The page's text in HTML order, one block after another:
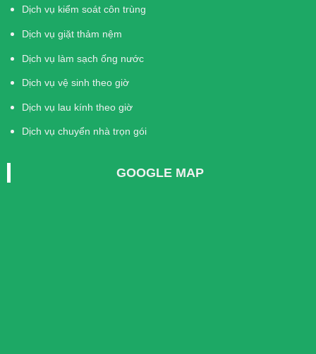
Dịch vụ kiểm soát côn trùng
Dịch vụ giặt thảm nệm
Dịch vụ làm sạch ống nước
Dịch vụ vệ sinh theo giờ
Dịch vụ lau kính theo giờ
Dịch vụ chuyển nhà trọn gói
GOOGLE MAP